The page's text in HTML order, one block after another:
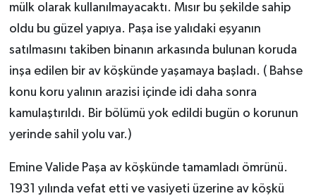
mülk olarak kullanılmayacaktı. Mısır bu şekilde sahip
oldu bu güzel yapıya. Paşa ise yalıdaki eşyanın
satılmasını takiben binanın arkasında bulunan koruda
inşa edilen bir av köşkünde yaşamaya başladı. ( Bahse
konu koru yalının arazisi içinde idi daha sonra
kamulaştırıldı. Bir bölümü yok edildi bugün o korunun
yerinde sahil yolu var.)
Emine Valide Paşa av köşkünde tamamladı ömrünü.
1931 yılında vefat etti ve vasiyeti üzerine av köşkü